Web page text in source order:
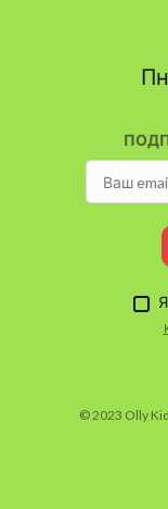
© 2023 Olly